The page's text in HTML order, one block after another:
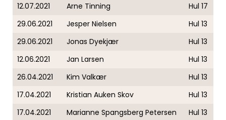
12.07.2021
Arne Tinning
Hul 17
29.06.2021
Jesper Nielsen
Hul 13
29.06.2021
Jonas Dyekjær
Hul 13
12.06.2021
Jan Larsen
Hul 13
26.04.2021
Kim Valkær
Hul 13
17.04.2021
Kristian Auken Skov
Hul 13
17.04.2021
Marianne Spangsberg Petersen
Hul 13